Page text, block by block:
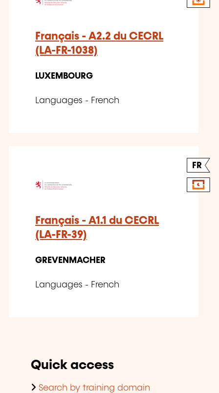
Français - A2.2 du CECRL
(LA-FR-1038)
LUXEMBOURG
Languages - French
FR
Français - A1.1 du CECRL
(LA-FR-39)
GREVENMACHER
Languages - French
Quick access
Search by training domain